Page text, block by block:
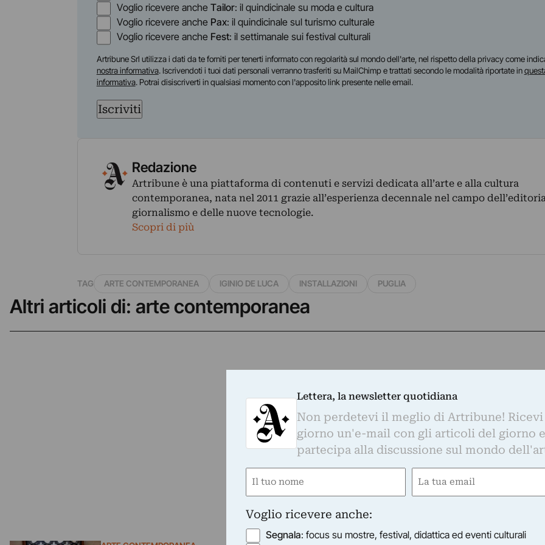
Voglio ricevere anche Tailor: il quindicinale su moda e cultura
Voglio ricevere anche Pax: il quindicinale sul turismo culturale
Voglio ricevere anche Fest: il settimanale sui festival culturali
Artribune Srl utilizza i dati da te forniti per tenerti informato con regolarità sul mondo dell'arte, nel rispetto della privacy come
nostra informativa. Iscrivendoti i tuoi dati personali verranno trasferiti su MailChimp e trattati secondo le modalità riportate in
informativa. Potrai disiscriverti in qualsiasi momento con l'apposito link presente nelle email.
Iscriviti
Redazione
Artribune è una piattaforma di contenuti e servizi dedicata all’arte e alla cultura
contemporanea, nata nel 2011 grazie all’esperienza decennale nel campo
giornalismo e delle nuove tecnologie.
Scopri di più
TAG ARTE CONTEMPORANEA IGINIO DE LUCA INSTALLAZIONI PUGLIA
Altri articoli di: arte contemporanea
Lettera, la newsletter quotidiana
Non perdetevi il meglio di Artribune! Ricevi
giorno un'e-mail con gli articoli del giorno e
partecipa alla discussione sul mondo
Nome
Email
Voglio ricevere anche:
Segnala: focus su mostre, festival, didattica ed eventi culturali